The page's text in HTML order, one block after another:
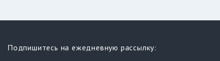
Подпишитесь на ежедневную рассылку: